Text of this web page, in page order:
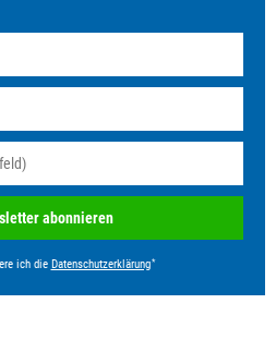
Honig
abonnieren
ich die Daten­schutz­erklärung*